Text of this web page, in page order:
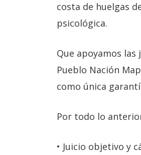
costa de huelgas
psicológica.
Que apoyamos
Pueblo Nación
como única
Por todo lo
• Juicio objetivo y